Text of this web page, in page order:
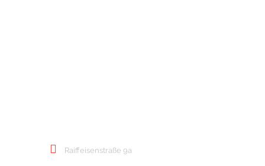
Raiffeisenstraße 9a